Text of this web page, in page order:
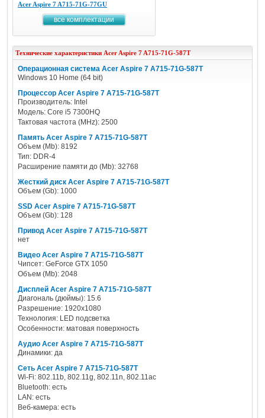
Acer Aspire 7 A715-71G-77GU
все комплектации
Технические характеристики Acer Aspire 7 A715-71G-587T
Операционная система Acer Aspire 7 A715-71G-587T
Windows 10 Home (64 bit)
Процессор Acer Aspire 7 A715-71G-587T
Производитель: Intel
Модель: Core i5 7300HQ
Тактовая частота (MHz): 2500
Память Acer Aspire 7 A715-71G-587T
Объем (Mb): 8192
Тип: DDR-4
Расширение памяти до (Mb): 32768
Жесткий диск Acer Aspire 7 A715-71G-587T
Объем (Gb): 1000
SSD Acer Aspire 7 A715-71G-587T
Объем (Gb): 128
Привод Acer Aspire 7 A715-71G-587T
нет
Видео Acer Aspire 7 A715-71G-587T
Чипсет: GeForce GTX 1050
Объем (Mb): 2048
Дисплей Acer Aspire 7 A715-71G-587T
Диагональ (дюймы): 15.6
Разрешение: 1920x1080
Технология: LED подсветка
Особенности: матовая поверхность
Аудио Acer Aspire 7 A715-71G-587T
Динамики: да
Сеть Acer Aspire 7 A715-71G-587T
Wi-Fi: 802.11b, 802.11g, 802.11n, 802.11ac
Bluetooth: есть
LAN: есть
Веб-камера: есть